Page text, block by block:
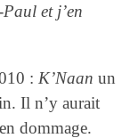
et j’en
: K’Naan un
Il n’y aurait
dommage.